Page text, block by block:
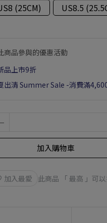
(25CM)
US8.5
商品參與的優惠活動
品上市9折
出清 Summer Sale -消費滿
加入購物車
加入最愛 此商品 「 最高 」可